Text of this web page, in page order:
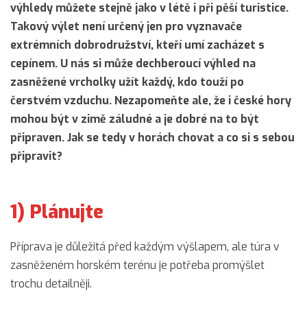
výhledy můžete stejně jako v létě i při pěší turistice.
Takový výlet není určený jen pro vyznavače
extrémních dobrodružství, kteří umí zacházet s
cepínem. U nás si může dechberoucí výhled na
zasněžené vrcholky užít každý, kdo touží po
čerstvém vzduchu. Nezapomeňte ale, že i české hory
mohou být v zimě záludné a je dobré na to být
připraven. Jak se tedy v horách chovat a co si s sebou
připravit?
1) Plánujte
Příprava je důležitá před každým výšlapem, ale túra v
zasněženém horském terénu je potřeba promýšlet
trochu detailněji.